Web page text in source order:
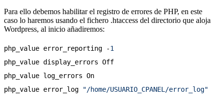
Para ello debemos habilitar el registro de errores de PHP, en este
caso lo haremos usando el fichero .htaccess del directorio que aloja
Wordpress, al inicio añadiremos:
php_value error_reporting -1
php_value display_errors Off
php_value log_errors On
php_value error_log
"/home/USUARIO_CPANEL/error_log"